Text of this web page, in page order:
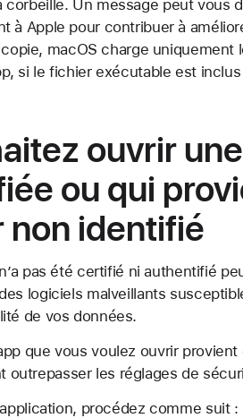
corbeille. Un message peut vous
à Apple pour contribuer à
macOS charge
si le fichier exécutable est
ouvrir
ou qui
non identifié
pas été certifié ni authentifié
logiciels malveillants
de vos données.
que vous voulez ouvrir
les réglages de
procédez comme suit :